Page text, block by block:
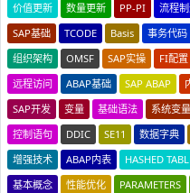
价值更新
数量更新 PP-PI 流程
SAP基础
TCODE Basis 事务代码
组织架构
OMSF SAP实操 FI配置
远程访问
ABAP基础 SAP ABAP
SAP开发
变量 基础语法 系统变量
控制语句
DDIC SE11 数据字典
增强技术
ABAP内表 HASHED
基本概念
性能优化 PARAMETERS